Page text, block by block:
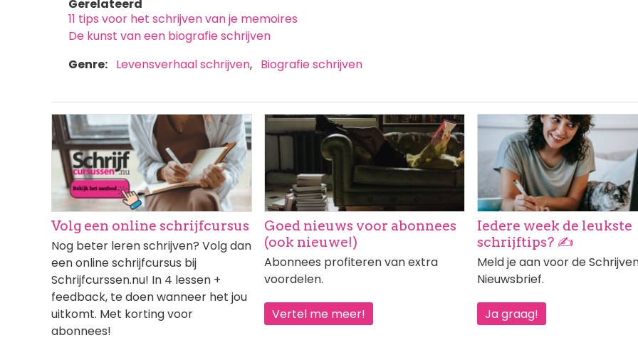
Gerelateerd
11 tips voor het schrijven van je memoires
De kunst van een biografie schrijven
Genre
Levensverhaal schrijven Biografie schrijven
Afbeelding
Volg een online schrijfcursus
Nog beter leren schrijven? Volg dan
een online schrijfcursus bij
Schrijfcurssen.nu! In 4 lessen +
feedback, te doen wanneer het jou
uitkomt. Met korting voor
abonnees!
Afbeelding
Goed nieuws voor abonnees
(ook nieuwe!)
Abonnees profiteren van extra
voordelen.
Vertel me meer!
Afbeelding
Iedere week de leukste
schrijftips? ✍️
Meld je aan voor de
Nieuwsbrief.
Ja graag!